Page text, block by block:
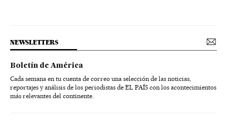
NEWSLETTERS
Boletín de América
Cada semana en tu cuenta de correo una selección de las noticias,
reportajes y análisis de los periodistas de EL PAÍS con los acontecimientos
más relevantes del continente.